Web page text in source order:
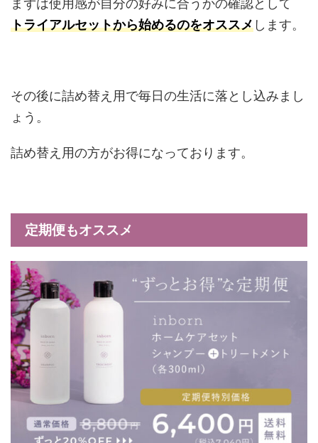
トライアルセットから始めるのをオススメします。
その後に詰め替え用で毎日の生活に落とし込みまし
ょう。
詰め替え用の方がお得になっております。
定期便もオススメ